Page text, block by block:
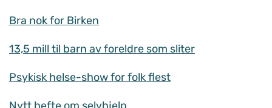
Bra nok for Birken
13,5 mill til barn av foreldre som sliter
Psykisk helse-show for folk flest